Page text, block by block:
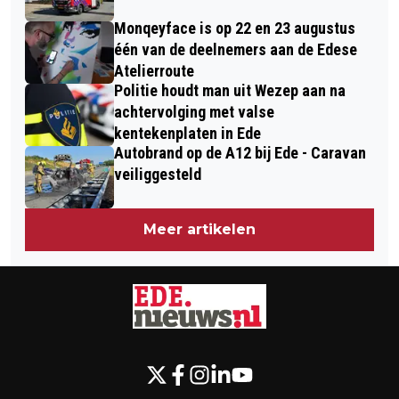
Monqeyface is op 22 en 23 augustus
één van de deelnemers aan de Edese
Atelierroute
Politie houdt man uit Wezep aan na
achtervolging met valse
kentekenplaten in Ede
Autobrand op de A12 bij Ede - Caravan
veiliggesteld
Meer artikelen